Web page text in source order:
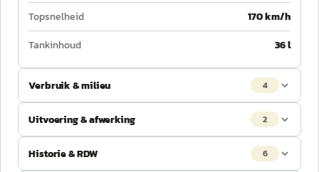
Topsnelheid
170 km/h
Tankinhoud
36 l
Verbruik & milieu 4
Uitvoering & afwerking 2
Historie & RDW 6